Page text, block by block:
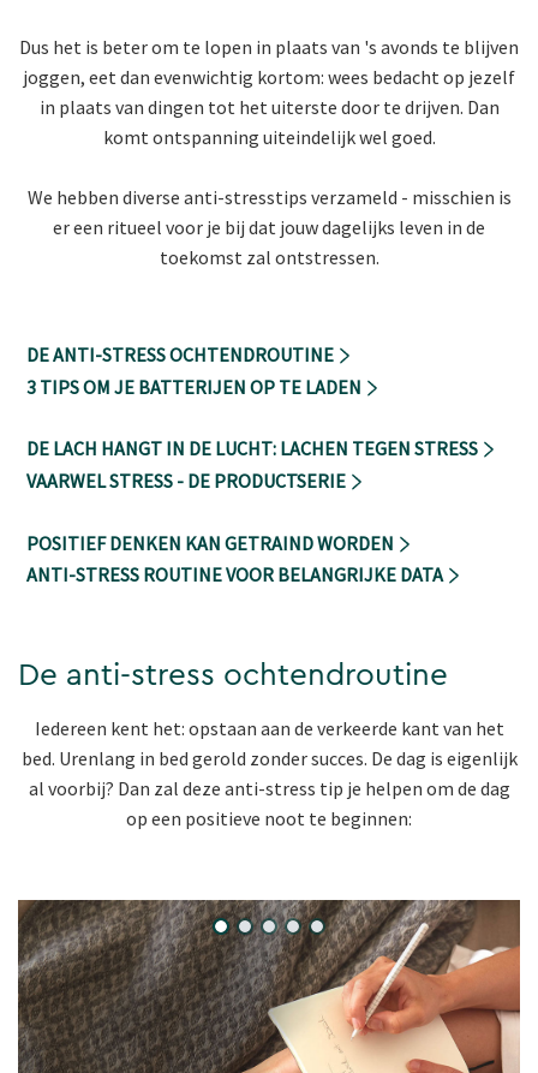
Dus het is beter om te lopen in plaats van 's avonds te blijven
joggen, eet dan evenwichtig kortom: wees bedacht op jezelf
in plaats van dingen tot het uiterste door te drijven. Dan
komt ontspanning uiteindelijk wel goed.
We hebben diverse anti-stresstips verzameld - misschien is
er een ritueel voor je bij dat jouw dagelijks leven in de
toekomst zal ontstressen.
DE ANTI-STRESS OCHTENDROUTINE
3 TIPS OM JE BATTERIJEN OP TE LADEN
DE LACH HANGT IN DE LUCHT: LACHEN TEGEN STRESS
VAARWEL STRESS - DE PRODUCTSERIE
POSITIEF DENKEN KAN GETRAIND WORDEN
ANTI-STRESS ROUTINE VOOR BELANGRIJKE DATA
De anti-stress ochtendroutine
Iedereen kent het: opstaan aan de verkeerde kant van het
bed. Urenlang in bed gerold zonder succes. De dag is eigenlijk
al voorbij? Dan zal deze anti-stress tip je helpen om de dag
op een positieve noot te beginnen: